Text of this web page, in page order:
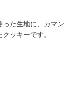
た生地に、カマン
ッキーです。